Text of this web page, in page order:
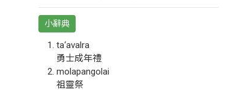
小辭典
ta‘avalra
勇士成年禮
molapangolai
祖靈祭